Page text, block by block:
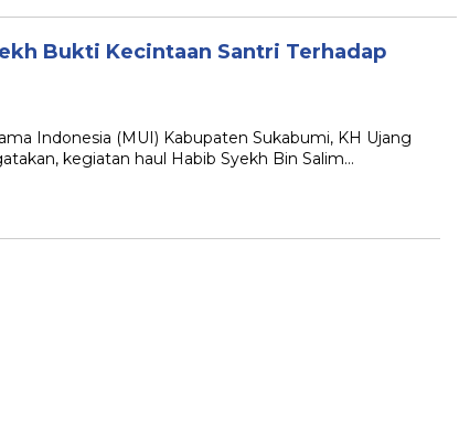
Bukti Kecintaan Santri Terhadap
Indonesia (MUI) Kabupaten Sukabumi, KH Ujang
kegiatan haul Habib Syekh Bin Salim…